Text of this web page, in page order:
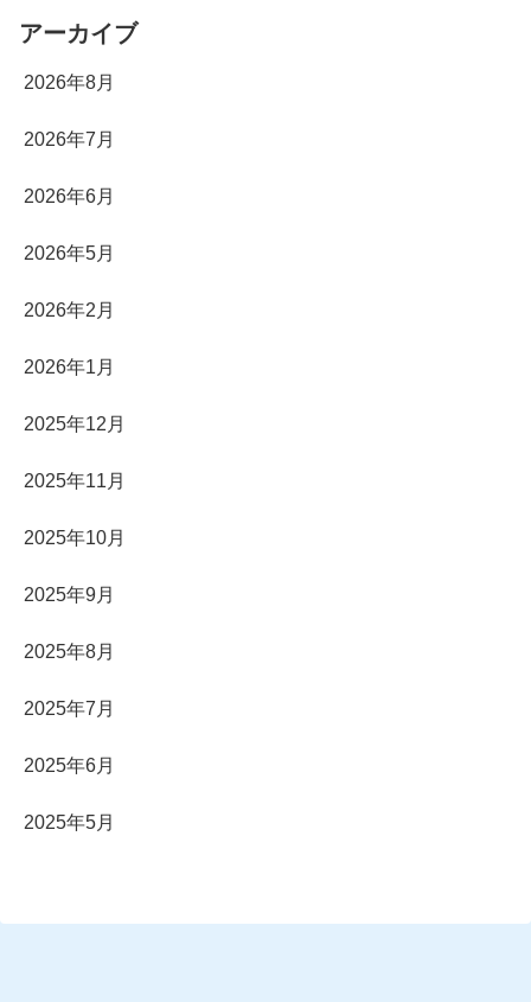
アーカイブ
2026年8月
2026年7月
2026年6月
2026年5月
2026年2月
2026年1月
2025年12月
2025年11月
2025年10月
2025年9月
2025年8月
2025年7月
2025年6月
2025年5月